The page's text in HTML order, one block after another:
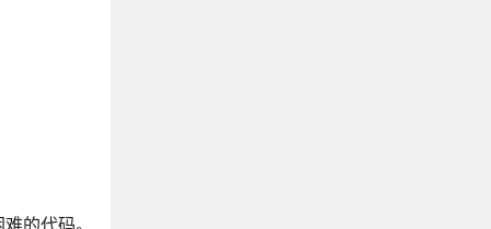
的代码。